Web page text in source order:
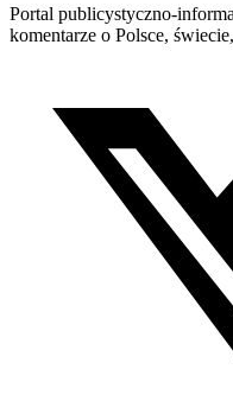
Portal publicystyczno-
komentarze o Polsce,